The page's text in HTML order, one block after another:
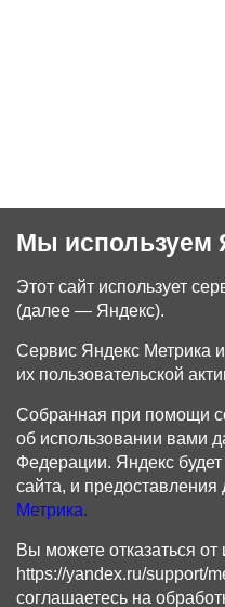
Мы используем
Этот сайт использует
(далее — Яндекс).
Сервис Яндекс Метрика
их пользовательской
Собранная при помощи
об использовании вами
Федерации. Яндекс
сайта, и
Метрика.
Вы можете отказаться
https://yandex.ru/support/
соглашаетесь на